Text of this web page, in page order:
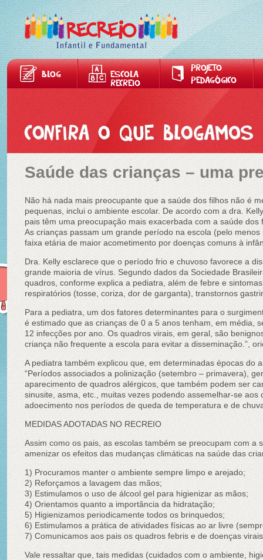
BLOG ESCOLA
RECREIO
PROJETO
PEDAGÓGICO
Saúde das crianças – uma
Não há nada mais preocupante que a saúde dos filhos não é
pequenas, inclui o ambiente escolar. De acordo com a dra.
pais têm uma preocupação mais exacerbada com a saúde
As crianças passam um grande período na escola (pelo
faixa etária de maior acometimento por doenças comuns à
Dra. Kelly esclarece que o período frio e chuvoso favorece a
grande maioria de vírus. Segundo dados da Sociedade
quadros, conforme explica a pediatra, além de febre e
respiratórios (tosse, coriza, dor de garganta), transtornos
Para a pediatra, um dos fatores determinantes para o
é estimado que as crianças de 0 a 5 anos tenham, em média,
12 infecções por ano. Os quadros virais, em geral, são
criança não frequente a escola para evitar a disseminação.”,
A pediatra também explicou que, em determinadas épocas do
“Períodos associados a polinização (setembro – primavera),
aparecimento de quadros alérgicos, que também podem ser
sinusite, asma, etc., muitas vezes podendo assemelhar-se
adoecimento nos períodos de queda de temperatura e de
MEDIDAS ADOTADAS NO RECREIO
Assim como os pais, as escolas também se preocupam com
amenizar os efeitos das mudanças climáticas na saúde das
1) Procuramos manter o ambiente sempre limpo e arejado;
2) Reforçamos a lavagem das mãos;
3) Estimulamos o uso de álcool gel para higienizar as mãos;
4) Orientamos quanto a importância da hidratação;
5) Higienizamos periodicamente todos os brinquedos;
6) Estimulamos a prática de atividades físicas ao ar livre
7) Comunicamos aos pais os quadros febris e de doenças
Vale ressaltar que, tais medidas (cuidados com o ambiente,